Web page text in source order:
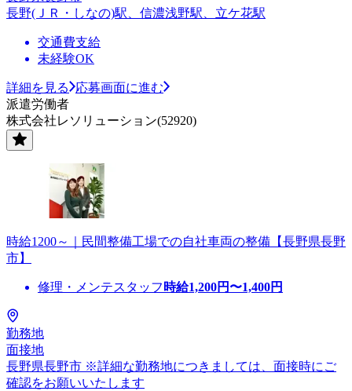
長野(ＪＲ・しなの)駅、信濃浅野駅、立ケ花駅
交通費支給
未経験OK
詳細を見る
応募画面に進む
派遣労働者
株式会社レソリューション(52920)
時給1200～｜民間整備工場での自社車両の整備【長野県長野
市】
修理・メンテスタッフ 時給1,200円〜1,400円
勤務地
面接地
長野県長野市 ※詳細な勤務地につきましては、面接時にご
確認をお願いいたします